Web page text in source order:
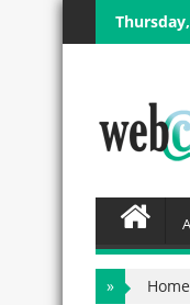
Skip
» Home